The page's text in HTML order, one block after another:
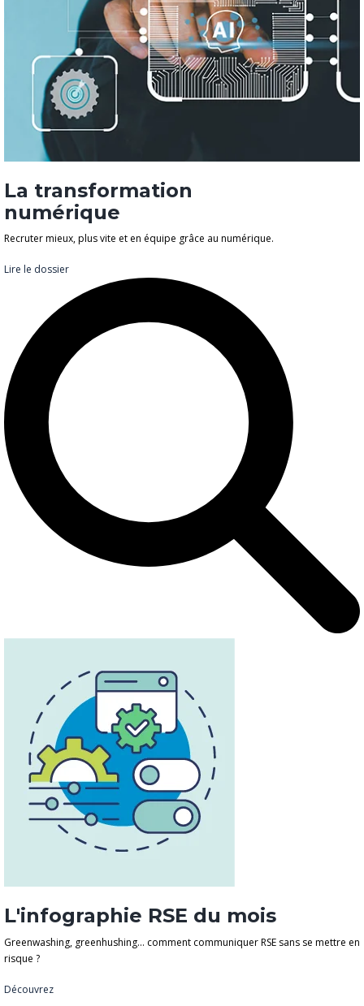
La transformation
numérique
Recruter mieux, plus vite et en équipe grâce au numérique.
Lire le dossier
L'infographie RSE du mois
Greenwashing, greenhushing… comment communiquer RSE sans se mettre en
risque ?
Découvrez